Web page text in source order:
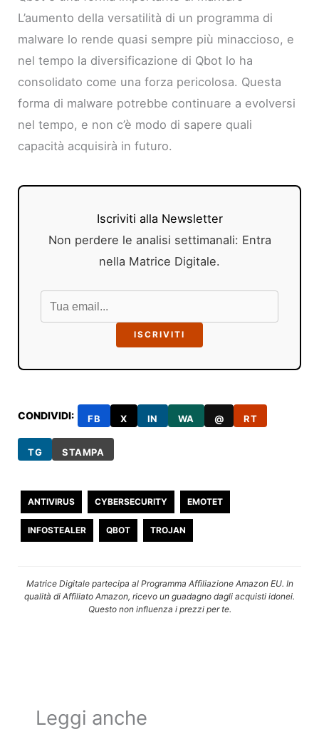
L’aumento della versatilità di un programma di
malware lo rende quasi sempre più minaccioso, e
nel tempo la diversificazione di Qbot lo ha
consolidato come una forza pericolosa. Questa
forma di malware potrebbe continuare a evolversi
nel tempo, e non c’è modo di sapere quali
capacità acquisirà in futuro.
Iscriviti alla Newsletter
Non perdere le analisi settimanali: Entra
nella Matrice Digitale.
ISCRIVITI
CONDIVIDI: FB X IN WA @ RT
TG STAMPA
ANTIVIRUS CYBERSECURITY EMOTET
INFOSTEALER QBOT TROJAN
Matrice Digitale partecipa al Programma Affiliazione Amazon EU. In
qualità di Affiliato Amazon, ricevo un guadagno dagli acquisti idonei.
Questo non influenza i prezzi per te.
Leggi anche